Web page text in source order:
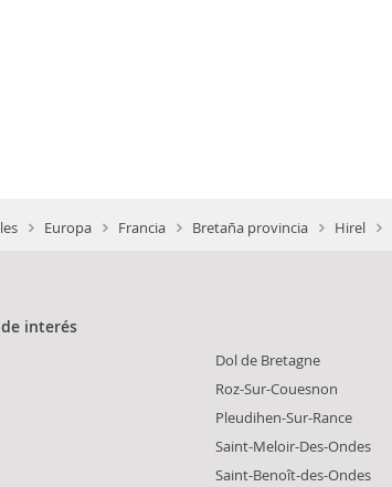
Europa Francia Bretaña provincia Hirel
interés
Dol de Bretagne
Roz-Sur-Couesnon
Pleudihen-Sur-Rance
Saint-Meloir-Des-Ondes
Saint-Benoît-des-Ondes